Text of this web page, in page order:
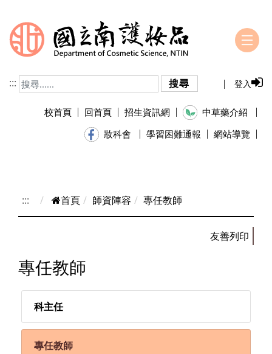
跳到主要內容
::: 搜尋 登入
校首頁 回首頁 招生資訊網
中草藥介紹
妝科會
學習困難通報 網站導覽
::: 首頁 師資陣容 專任教師
專任教師
科主任
專任教師